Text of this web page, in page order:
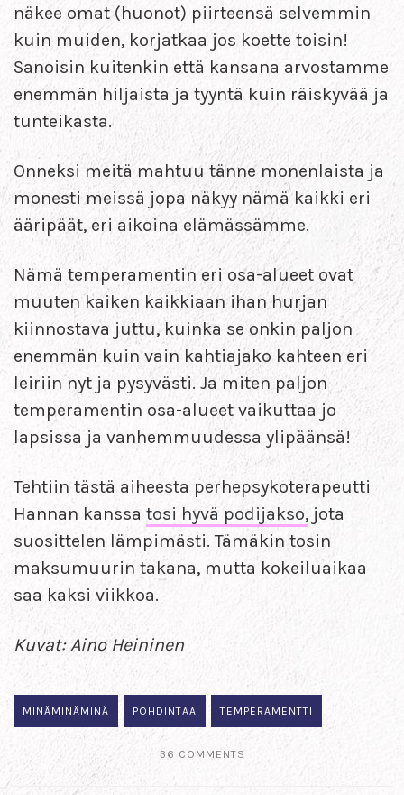
näkee omat (huonot) piirteensä selvemmin
kuin muiden, korjatkaa jos koette toisin!
Sanoisin kuitenkin että kansana arvostamme
enemmän hiljaista ja tyyntä kuin räiskyvää ja
tunteikasta.
Onneksi meitä mahtuu tänne monenlaista ja
monesti meissä jopa näkyy nämä kaikki eri
ääripäät, eri aikoina elämässämme.
Nämä temperamentin eri osa-alueet ovat
muuten kaiken kaikkiaan ihan hurjan
kiinnostava juttu, kuinka se onkin paljon
enemmän kuin vain kahtiajako kahteen eri
leiriin nyt ja pysyvästi. Ja miten paljon
temperamentin osa-alueet vaikuttaa jo
lapsissa ja vanhemmuudessa ylipäänsä!
Tehtiin tästä aiheesta perhepsykoterapeutti
Hannan kanssa tosi hyvä podijakso, jota
suosittelen lämpimästi. Tämäkin tosin
maksumuurin takana, mutta kokeiluaikaa
saa kaksi viikkoa.
Kuvat: Aino Heininen
MINÄMINÄMINÄ POHDINTAA TEMPERAMENTTI
36 COMMENTS